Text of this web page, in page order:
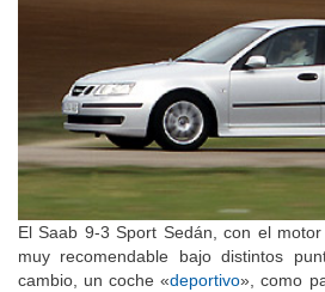
El Saab 9-3 Sport Sedán, con el
muy recomendable bajo distintos
cambio, un coche «deportivo», como